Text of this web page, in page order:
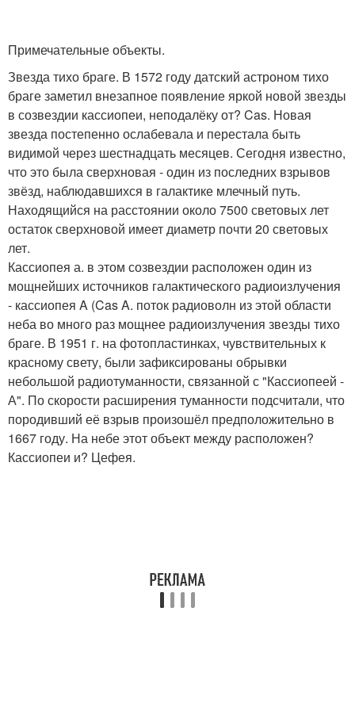
Примечательные объекты.
Звезда тихо браге. В 1572 году датский астроном тихо
браге заметил внезапное появление яркой новой звезды
в созвездии кассиопеи, неподалёку от? Cas. Новая
звезда постепенно ослабевала и перестала быть
видимой через шестнадцать месяцев. Сегодня известно,
что это была сверхновая - один из последних взрывов
звёзд, наблюдавшихся в галактике млечный путь.
Находящийся на расстоянии около 7500 световых лет
остаток сверхновой имеет диаметр почти 20 световых
лет.
Кассиопея а. в этом созвездии расположен один из
мощнейших источников галактического радиоизлучения
- кассиопея A (Cas A. поток радиоволн из этой области
неба во много раз мощнее радиоизлучения звезды тихо
браге. В 1951 г. на фотопластинках, чувствительных к
красному свету, были зафиксированы обрывки
небольшой радиотуманности, связанной с "Кассиопеей -
А". По скорости расширения туманности подсчитали, что
породивший её взрыв произошёл предположительно в
1667 году. На небе этот объект между расположен?
Кассиопеи и? Цефея.